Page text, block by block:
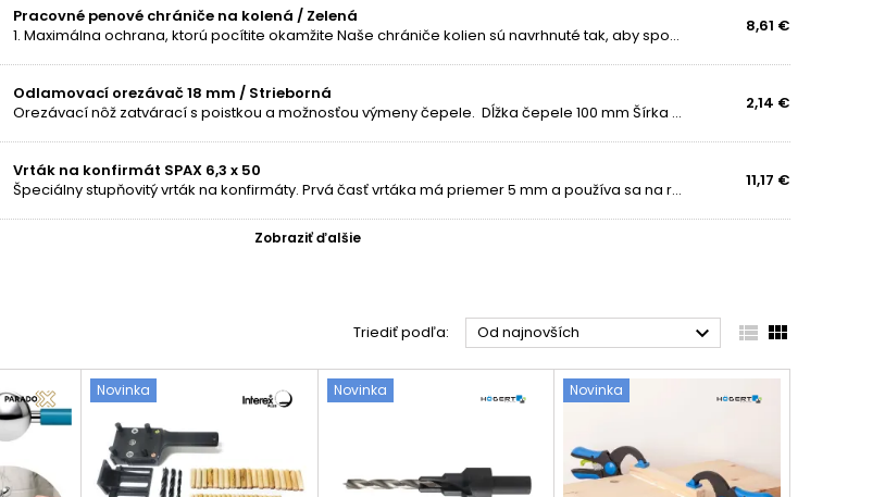
Pracovné penové chrániče na kolená / Zelená
1. Maximálna ochrana, ktorú pocítite okamžite Naše chrániče kolien sú navrhnuté tak, aby spoľahlivo chránili vaše kolená pred zranením, odreninami a podráždením. Hrubá kvalitná pena absorbuje nárazy a rozkladá tlak – už žiadne boľavé kolená po...
8,61 €
Odlamovací orezávač 18 mm / Strieborná
Orezávací nôž zatvárací s poistkou a možnosťou výmeny čepele. Dĺžka čepele 100 mm Šírka čepele 18 mm Dĺžka noža 150 mm Šírka noža 40 mm Vyrobené z ocele 60C
2,14 €
Vrták na konfirmát SPAX 6,3 x 50
Špeciálny stupňovitý vrták na konfirmáty. Prvá časť vrtáka má priemer 5 mm a používa sa na rezanie závitu skrutky. Druhá časť je určená na prvý stupeň zápustnej hlavy skrutky, posledná časť je skosenie hornej časti zápustnej časti skrutky.
11,17 €
Zobraziť ďalšie
Triediť podľa: Od najnovších   
Novinka Novinka Novinka